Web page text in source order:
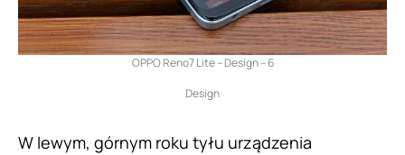
OPPO Reno7 Lite – Design – 6
Design
W lewym, górnym roku tyłu urządzenia